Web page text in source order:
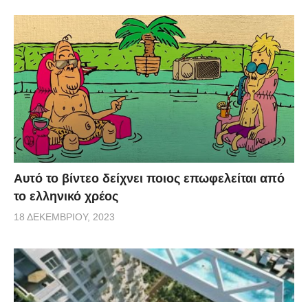
Αυτό το βίντεο δείχνει ποιος επωφελείται από
το ελληνικό χρέος
18 ΔΕΚΕΜΒΡΊΟΥ, 2023